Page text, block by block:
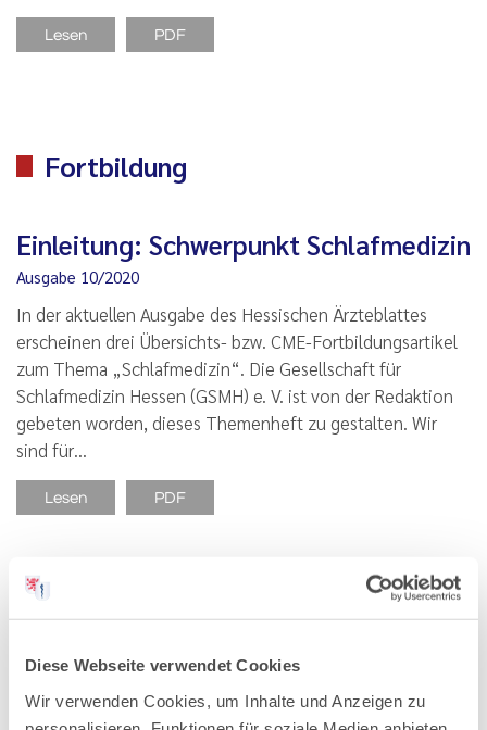
Diese Webseite verwendet Cookies
Wir verwenden Cookies, um Inhalte und Anzeigen zu
Lesen PDF
Fortbildung
Einleitung: Schwerpunkt Schlafmedizin
Ausgabe 10/2020
In der aktuellen Ausgabe des Hessischen Ärzteblattes
erscheinen drei Übersichts- bzw. CME-Fortbildungsartikel
zum Thema „Schlafmedizin“. Die Gesellschaft für
Schlafmedizin Hessen (GSMH) e. V. ist von der Redaktion
gebeten worden, dieses Themenheft zu gestalten. Wir
sind für…
Lesen PDF
Ausgabe 10/2020
Eigenständige Diagnose und Symptom einer anderen